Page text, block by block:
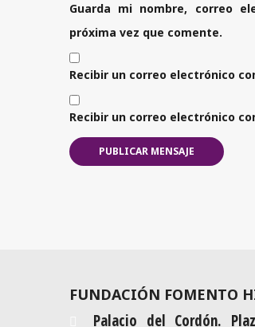
Guarda mi nombre, correo
próxima vez que comente.
Recibir un correo electrónico
Recibir un correo electrónico
FUNDACIÓN FOMENTO
Palacio del Cordón.